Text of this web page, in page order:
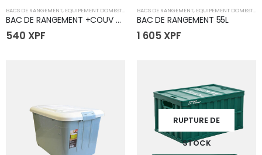
BACS DE RANGEMENT, EQUIPEMENT DOMESTIQUE
BAC DE RANGEMENT +COUV 26x18x12CM 4.5L
540 XPF
BACS DE RANGEMENT, EQUIPEMENT DOMESTIQUE
BAC DE RANGEMENT 55L
1 605 XPF
RUPTURE DE
STOCK